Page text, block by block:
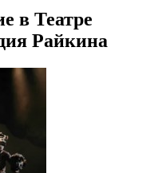
в Театре
Райкина